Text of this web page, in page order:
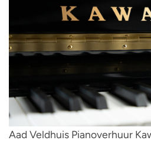
Aad Veldhuis Pianoverhuur